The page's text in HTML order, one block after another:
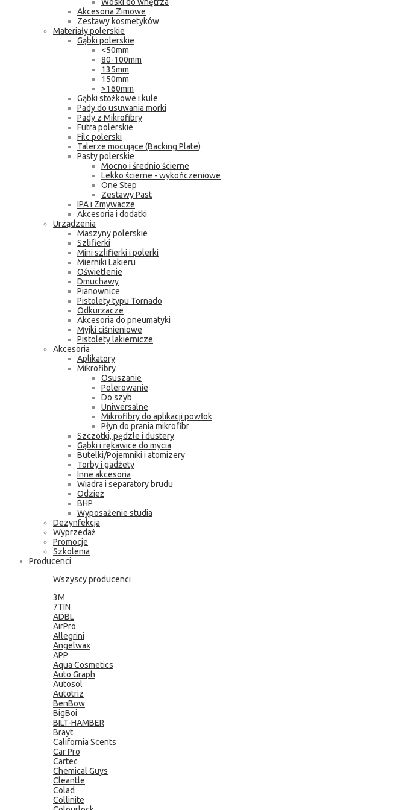
Akcesoria Zimowe
Zestawy kosmetyków
Materiały polerskie
Gąbki polerskie
<50mm
80-100mm
135mm
150mm
>160mm
Gąbki stożkowe i kule
Pady do usuwania morki
Pady z Mikrofibry
Futra polerskie
Filc polerski
Talerze mocujące (Backing Plate)
Pasty polerskie
Mocno i średnio ścierne
Lekko ścierne - wykończeniowe
One Step
Zestawy Past
IPA i Zmywacze
Akcesoria i dodatki
Urządzenia
Maszyny polerskie
Szlifierki
Mini szlifierki i polerki
Mierniki Lakieru
Oświetlenie
Dmuchawy
Pianownice
Pistolety typu Tornado
Odkurzacze
Akcesoria do pneumatyki
Myjki ciśnieniowe
Pistolety lakiernicze
Akcesoria
Aplikatory
Mikrofibry
Osuszanie
Polerowanie
Do szyb
Uniwersalne
Mikrofibry do aplikacji powłok
Płyn do prania mikrofibr
Szczotki, pędzle i dustery
Gąbki i rękawice do mycia
Butelki/Pojemniki i atomizery
Torby i gadżety
Inne akcesoria
Wiadra i separatory brudu
Odzież
BHP
Wyposażenie studia
Dezynfekcja
Wyprzedaż
Promocje
Szkolenia
Producenci
Wszyscy producenci
3M
7TIN
ADBL
AirPro
Allegrini
Angelwax
APP
Aqua Cosmetics
Auto Graph
Autosol
Autotriz
BenBow
BigBoi
BILT-HAMBER
Brayt
California Scents
Car Pro
Cartec
Chemical Guys
Cleantle
Colad
Collinite